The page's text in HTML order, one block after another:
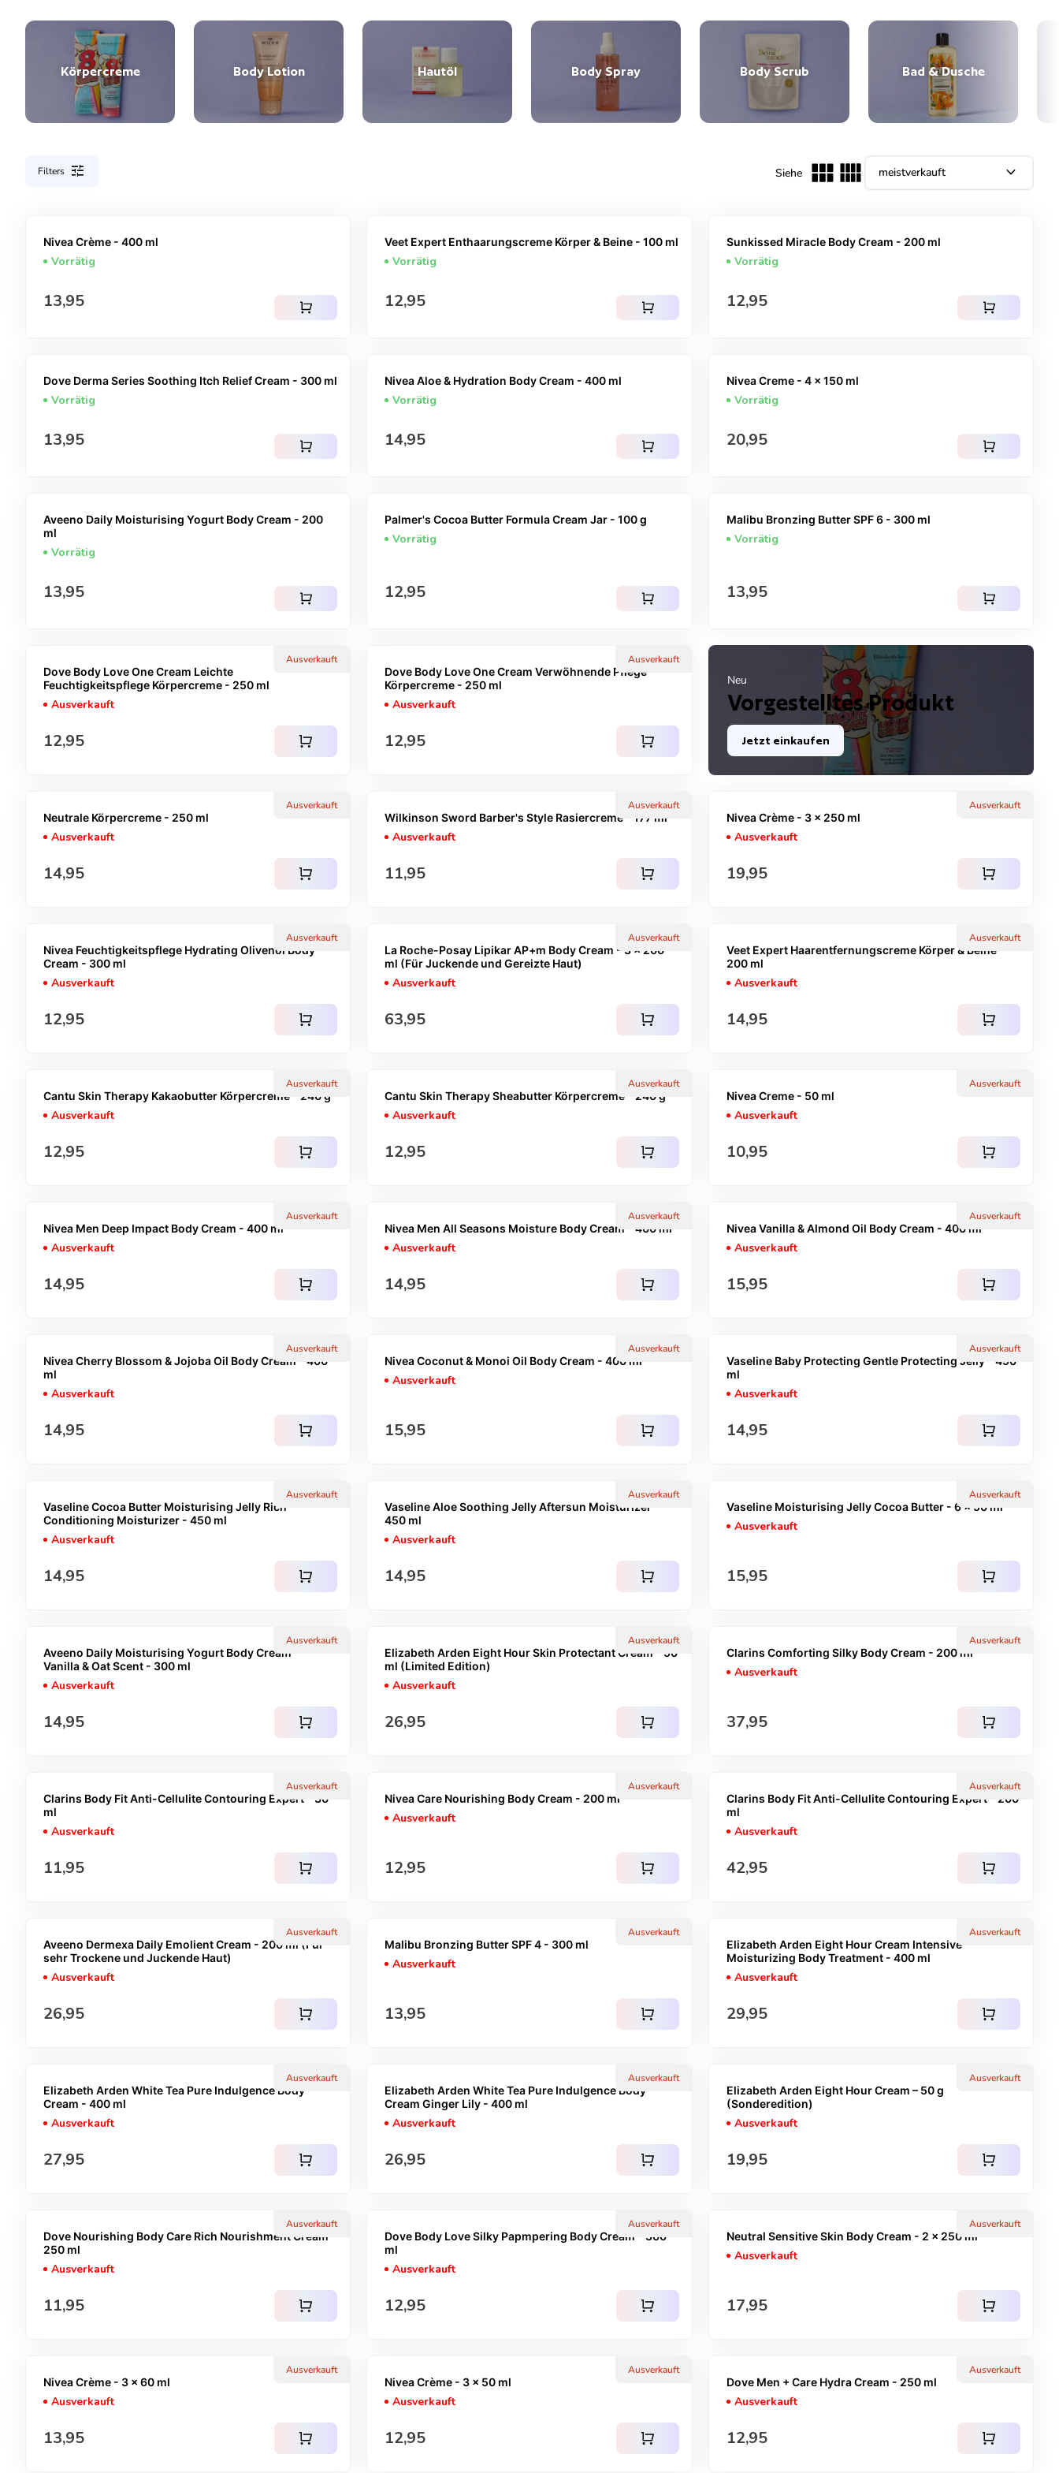
Körpercreme Body Lotion Hautöl Body Spray Body Scrub Bad & Dusche
Filters tune Siehe expand_more
Neu
Vorgestelltes Produkt
Jetzt einkaufen
Nivea Crème - 400 ml
Vorrätig
Regulärer Preis
13,95 shopping_cart
Veet Expert Enthaarungscreme Körper & Beine - 100 ml
Vorrätig
Regulärer Preis
12,95 shopping_cart
Sunkissed Miracle Body Cream - 200 ml
Vorrätig
Regulärer Preis
12,95 shopping_cart
Dove Derma Series Soothing Itch Relief Cream - 300 ml
Vorrätig
Regulärer Preis
13,95 shopping_cart
Nivea Aloe & Hydration Body Cream - 400 ml
Vorrätig
Regulärer Preis
14,95 shopping_cart
Nivea Creme - 4 x 150 ml
Vorrätig
Regulärer Preis
20,95 shopping_cart
Aveeno Daily Moisturising Yogurt Body Cream - 200
ml
Vorrätig
Regulärer Preis
13,95 shopping_cart
Palmer's Cocoa Butter Formula Cream Jar - 100 g
Vorrätig
Regulärer Preis
12,95 shopping_cart
Malibu Bronzing Butter SPF 6 - 300 ml
Vorrätig
Regulärer Preis
13,95 shopping_cart
Ausverkauft
Dove Body Love One Cream Leichte
Feuchtigkeitspflege Körpercreme - 250 ml
Ausverkauft
Regulärer Preis
12,95 shopping_cart
Ausverkauft
Dove Body Love One Cream Verwöhnende Pflege
Körpercreme - 250 ml
Ausverkauft
Regulärer Preis
12,95 shopping_cart
Ausverkauft
Neutrale Körpercreme - 250 ml
Ausverkauft
Regulärer Preis
14,95 shopping_cart
Ausverkauft
Wilkinson Sword Barber's Style Rasiercreme - 177 ml
Ausverkauft
Regulärer Preis
11,95 shopping_cart
Ausverkauft
Nivea Crème - 3 x 250 ml
Ausverkauft
Regulärer Preis
19,95 shopping_cart
Ausverkauft
Nivea Feuchtigkeitspflege Hydrating Olivenöl Body
Cream - 300 ml
Ausverkauft
Regulärer Preis
12,95 shopping_cart
Ausverkauft
La Roche-Posay Lipikar AP+m Body Cream - 3 x 200
ml (Für Juckende und Gereizte Haut)
Ausverkauft
Regulärer Preis
63,95 shopping_cart
Ausverkauft
Veet Expert Haarentfernungscreme Körper & Beine -
200 ml
Ausverkauft
Regulärer Preis
14,95 shopping_cart
Ausverkauft
Cantu Skin Therapy Kakaobutter Körpercreme - 240 g
Ausverkauft
Regulärer Preis
12,95 shopping_cart
Ausverkauft
Cantu Skin Therapy Sheabutter Körpercreme - 240 g
Ausverkauft
Regulärer Preis
12,95 shopping_cart
Ausverkauft
Nivea Creme - 50 ml
Ausverkauft
Regulärer Preis
10,95 shopping_cart
Ausverkauft
Nivea Men Deep Impact Body Cream - 400 ml
Ausverkauft
Regulärer Preis
14,95 shopping_cart
Ausverkauft
Nivea Men All Seasons Moisture Body Cream - 400 ml
Ausverkauft
Regulärer Preis
14,95 shopping_cart
Ausverkauft
Nivea Vanilla & Almond Oil Body Cream - 400 ml
Ausverkauft
Regulärer Preis
15,95 shopping_cart
Ausverkauft
Nivea Cherry Blossom & Jojoba Oil Body Cream - 400
ml
Ausverkauft
Regulärer Preis
14,95 shopping_cart
Ausverkauft
Nivea Coconut & Monoi Oil Body Cream - 400 ml
Ausverkauft
Regulärer Preis
15,95 shopping_cart
Ausverkauft
Vaseline Baby Protecting Gentle Protecting Jelly - 450
ml
Ausverkauft
Regulärer Preis
14,95 shopping_cart
Ausverkauft
Vaseline Cocoa Butter Moisturising Jelly Rich
Conditioning Moisturizer - 450 ml
Ausverkauft
Regulärer Preis
14,95 shopping_cart
Ausverkauft
Vaseline Aloe Soothing Jelly Aftersun Moisturizer -
450 ml
Ausverkauft
Regulärer Preis
14,95 shopping_cart
Ausverkauft
Vaseline Moisturising Jelly Cocoa Butter - 6 x 50 ml
Ausverkauft
Regulärer Preis
15,95 shopping_cart
Ausverkauft
Aveeno Daily Moisturising Yogurt Body Cream -
Vanilla & Oat Scent - 300 ml
Ausverkauft
Regulärer Preis
14,95 shopping_cart
Ausverkauft
Elizabeth Arden Eight Hour Skin Protectant Cream - 50
ml (Limited Edition)
Ausverkauft
Regulärer Preis
26,95 shopping_cart
Ausverkauft
Clarins Comforting Silky Body Cream - 200 ml
Ausverkauft
Regulärer Preis
37,95 shopping_cart
Ausverkauft
Clarins Body Fit Anti-Cellulite Contouring Expert - 30
ml
Ausverkauft
Regulärer Preis
11,95 shopping_cart
Ausverkauft
Nivea Care Nourishing Body Cream - 200 ml
Ausverkauft
Regulärer Preis
12,95 shopping_cart
Ausverkauft
Clarins Body Fit Anti-Cellulite Contouring Expert - 200
ml
Ausverkauft
Regulärer Preis
42,95 shopping_cart
Ausverkauft
Aveeno Dermexa Daily Emolient Cream - 200 ml (Für
sehr Trockene und Juckende Haut)
Ausverkauft
Regulärer Preis
26,95 shopping_cart
Ausverkauft
Malibu Bronzing Butter SPF 4 - 300 ml
Ausverkauft
Regulärer Preis
13,95 shopping_cart
Ausverkauft
Elizabeth Arden Eight Hour Cream Intensive
Moisturizing Body Treatment - 400 ml
Ausverkauft
Regulärer Preis
29,95 shopping_cart
Ausverkauft
Elizabeth Arden White Tea Pure Indulgence Body
Cream - 400 ml
Ausverkauft
Regulärer Preis
27,95 shopping_cart
Ausverkauft
Elizabeth Arden White Tea Pure Indulgence Body
Cream Ginger Lily - 400 ml
Ausverkauft
Regulärer Preis
26,95 shopping_cart
Ausverkauft
Elizabeth Arden Eight Hour Cream – 50 g
(Sonderedition)
Ausverkauft
Regulärer Preis
19,95 shopping_cart
Ausverkauft
Dove Nourishing Body Care Rich Nourishment Cream -
250 ml
Ausverkauft
Regulärer Preis
11,95 shopping_cart
Ausverkauft
Dove Body Love Silky Papmpering Body Cream - 300
ml
Ausverkauft
Regulärer Preis
12,95 shopping_cart
Ausverkauft
Neutral Sensitive Skin Body Cream - 2 x 250 ml
Ausverkauft
Regulärer Preis
17,95 shopping_cart
Ausverkauft
Nivea Crème - 3 x 60 ml
Ausverkauft
Regulärer Preis
13,95 shopping_cart
Ausverkauft
Nivea Crème - 3 x 50 ml
Ausverkauft
Regulärer Preis
12,95 shopping_cart
Ausverkauft
Dove Men + Care Hydra Cream - 250 ml
Ausverkauft
Regulärer Preis
12,95 shopping_cart